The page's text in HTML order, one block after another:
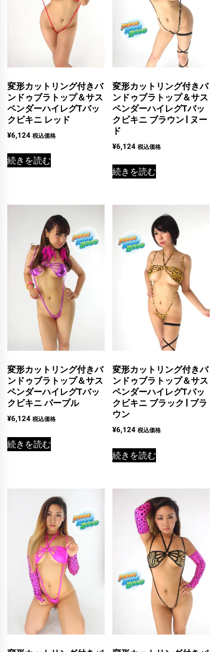
変形カットリング付きバ
ンドゥブラトップ＆サス
ペンダーハイレグTバッ
クビキニ レッド
¥6,124 税込価格
続きを読む
変形カットリング付きバ
ンドゥブラトップ＆サス
ペンダーハイレグTバッ
クビキニ ブラウン | ヌー
ド
¥6,124 税込価格
続きを読む
変形カットリング付きバ
ンドゥブラトップ＆サス
ペンダーハイレグTバッ
クビキニ パープル
¥6,124 税込価格
続きを読む
変形カットリング付きバ
ンドゥブラトップ＆サス
ペンダーハイレグTバッ
クビキニ ブラック | ブラ
ウン
¥6,124 税込価格
続きを読む